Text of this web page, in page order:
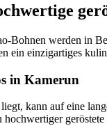
Bohnen werden in
ein einzigartiges
in Kamerun
kann auf eine